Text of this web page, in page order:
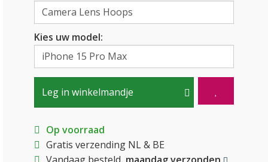
Kies uw model:
Leg in winkelmandje
Op voorraad
Gratis verzending NL & BE